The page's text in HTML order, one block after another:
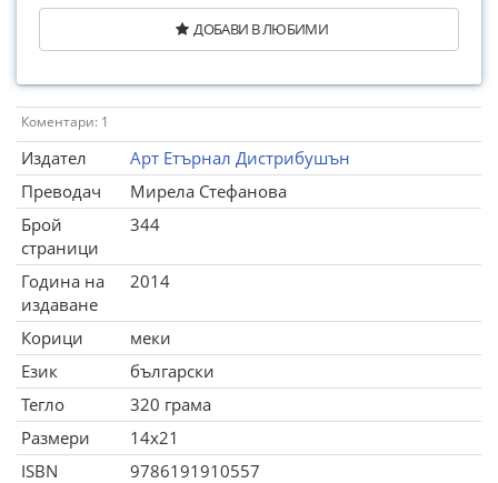
ДОБАВИ В ЛЮБИМИ
Коментари: 1
Издател
Арт Етърнал Дистрибушън
Преводач
Мирела Стефанова
Брой
страници
344
Година на
издаване
2014
Корици
меки
Език
български
Тегло
320 грама
Размери
14x21
ISBN
9786191910557